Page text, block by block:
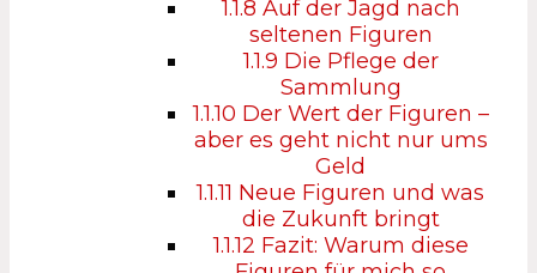
1.1.8 Auf der Jagd nach
seltenen Figuren
1.1.9 Die Pflege der
Sammlung
1.1.10 Der Wert der Figuren –
aber es geht nicht nur ums
Geld
1.1.11 Neue Figuren und was
die Zukunft bringt
1.1.12 Fazit: Warum diese